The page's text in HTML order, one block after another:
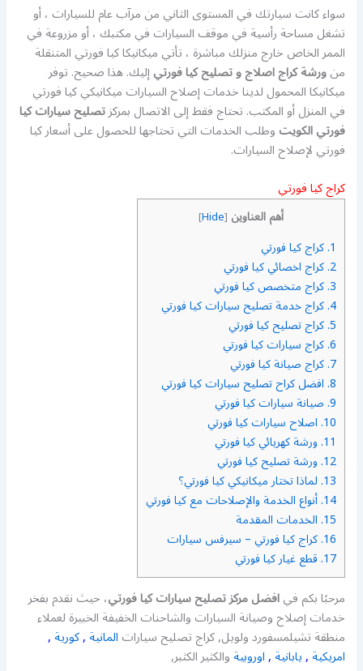
سواء كانت سيارتك في المستوى الثاني من مرآب عام للسيارات ، أو
تشغل مساحة رأسية في موقف السيارات في مكتبك ، أو مزروعة في
الممر الخاص خارج منزلك مباشرة ، تأتي ميكانيكا كيا فورتي المتنقلة
منورشة كراج اصلاج و تصليح كيا فورتيإليك. هذا صحيح. توفر
ميكانيكا المحمول لدينا خدمات إصلاح السيارات ميكانيكي كيا فورتي
في المنزل أو المكتب. تحتاج فقط إلى الاتصال بمركزتصليح سيارات كيا
فورتي الكويتوطلب الخدمات التي تحتاجها للحصول على أسعار كيا
فورتي لإصلاح السيارات.
كراج كيا فورتي
أهم العناوين [
Hide
]
1. كراج كيا فورتي
2. كراج اخصائي كيا فورتي
3. كراج متخصص كيا فورتي
4. كراج خدمة تصليح سيارات كيا فورتي
5. كراج تصليح كيا فورتي
6. كراج سيارات كيا فورتي
7. كراج صيانة كيا فورتي
8. افضل كراح تصليح سيارات كيا فورتي
9. صيانة سيارات كيا فورتي
10. اصلاح سيارات كيا فورتي
11. ورشة كهريائي كيا فورتي
12. ورشة تصليح كيا فورتي
13. لماذا تختار ميكانيكي كيا فورتي؟
14. أنواع الخدمة والإصلاحات مع كيا فورتي
15. الخدمات المقدمة
16. كراج كيا فورتي – سيرفس سيارات
17. قطع غيار كيا فورتي
مرحبًا بكم فيافضل مركز تصليح سيارات كيا فورتي، حيث نقدم بفخر
خدمات إصلاح وصيانة السيارات والشاحنات الخفيفة الخبيرة لعملاء
منطقة تشيلمسفورد ولويل, كراج تصليح سياراتالمانية,كورية,
امريكية,يابانية,اوروبيةوالكثير الكثبر,